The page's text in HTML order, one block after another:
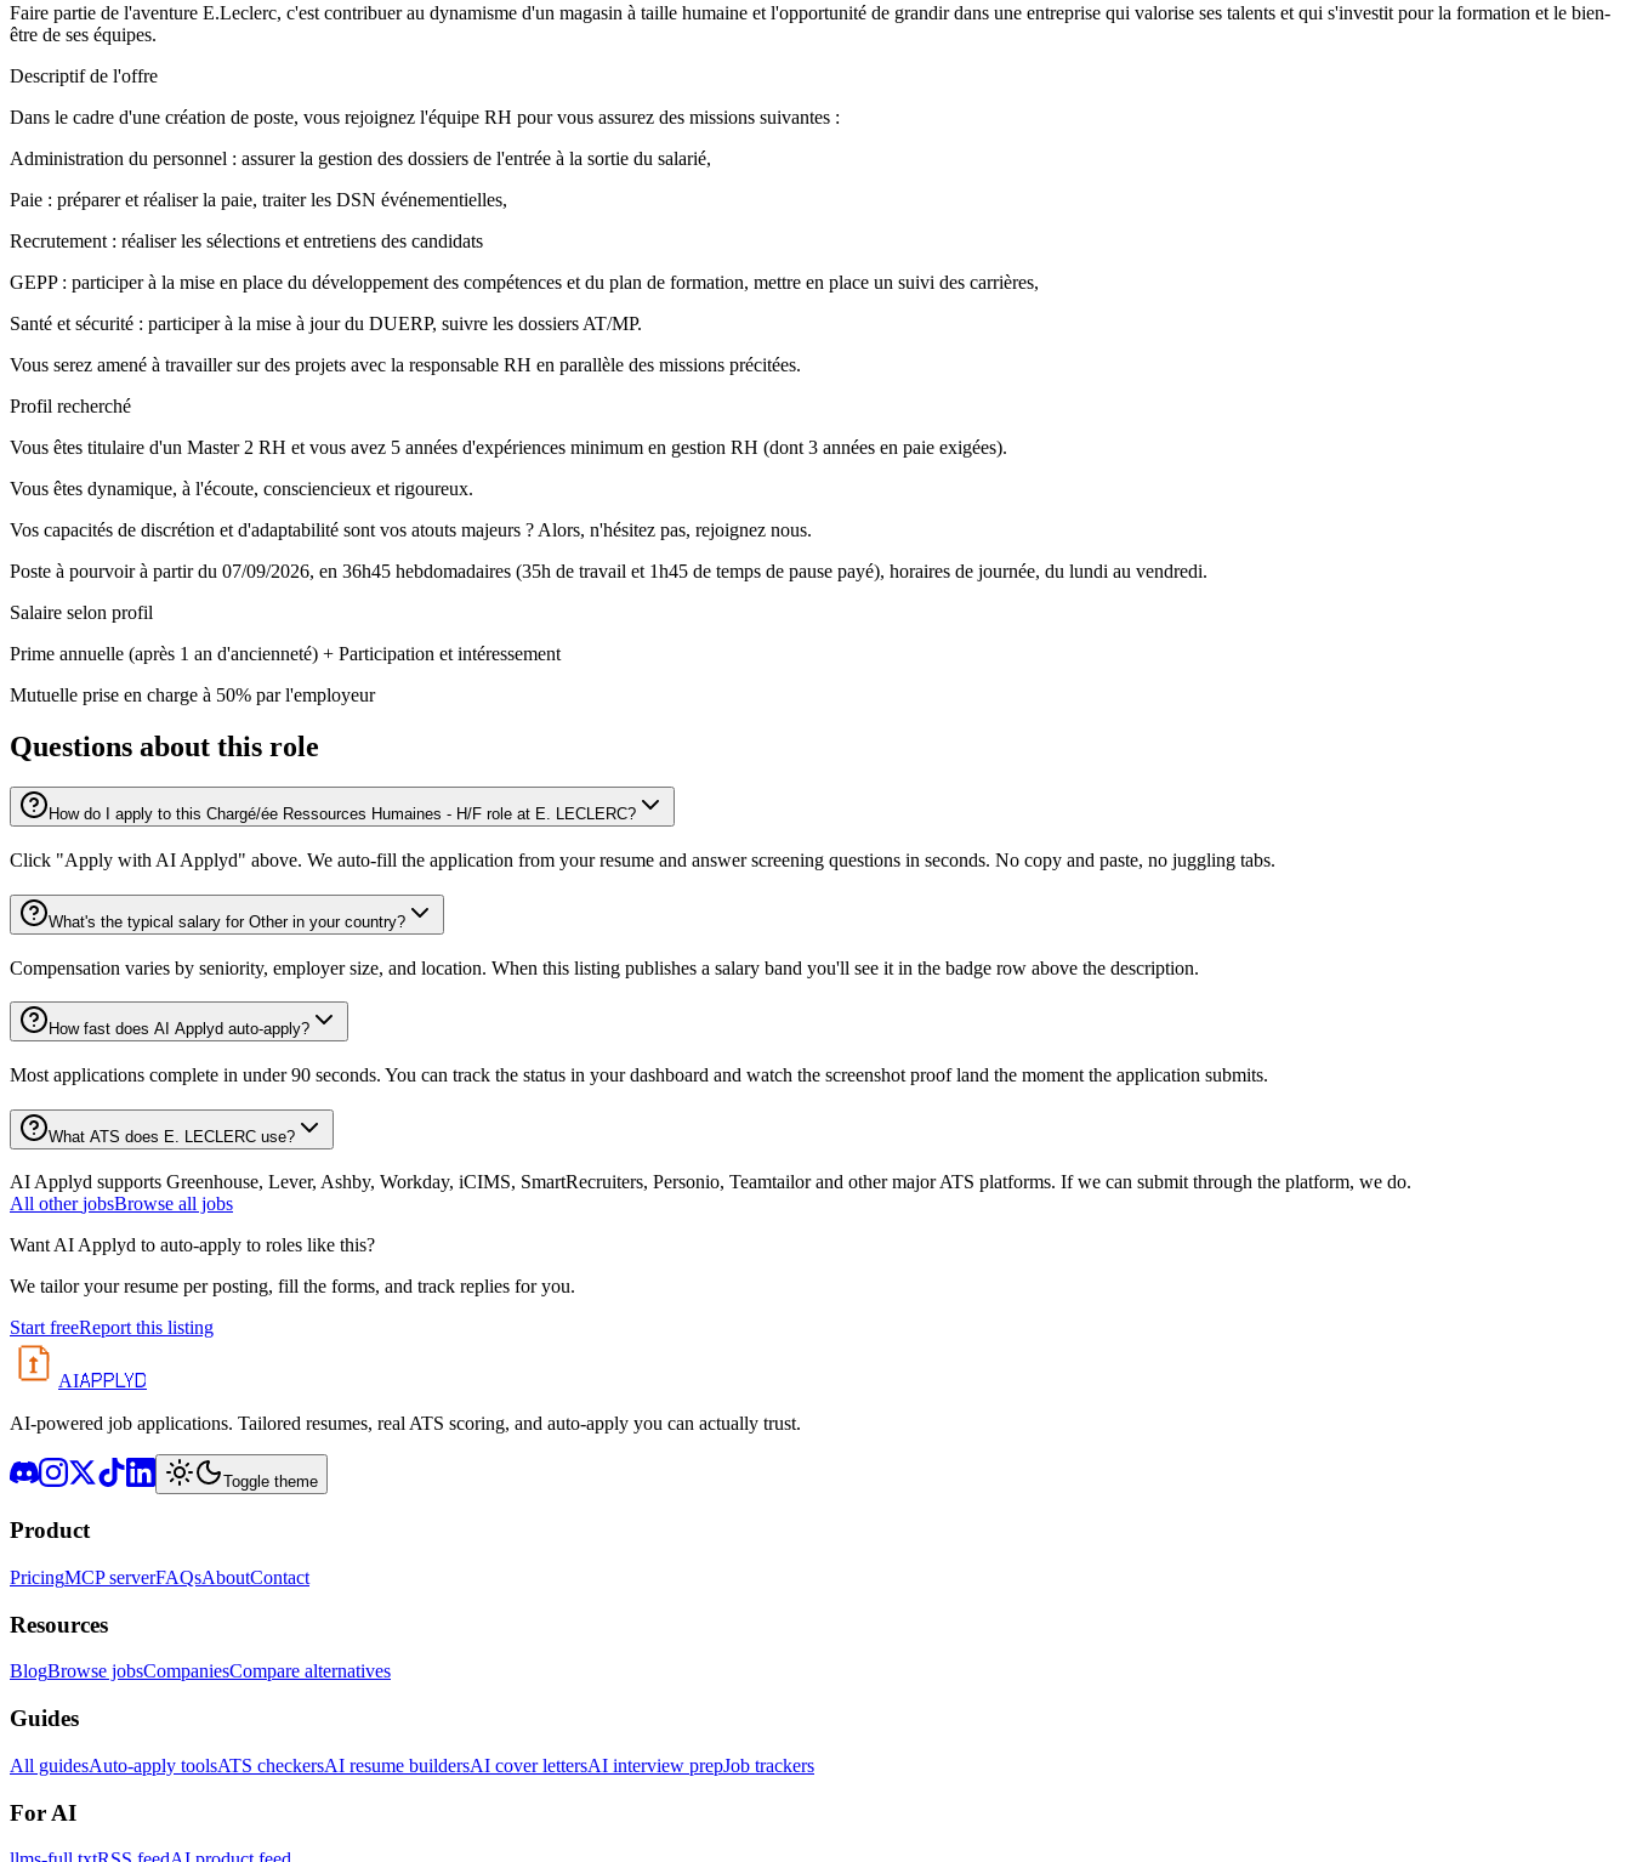
Faire partie de l'aventure E.Leclerc, c'est contribuer au dynamisme d'un magasin à taille humaine et l'opportunité de grandir dans une entreprise qui valorise ses talents et qui s'investit pour la formation et le bien-
être de ses équipes.
Descriptif de l'offre
Dans le cadre d'une création de poste, vous rejoignez l'équipe RH pour vous assurez des missions suivantes :
Administration du personnel : assurer la gestion des dossiers de l'entrée à la sortie du salarié,
Paie : préparer et réaliser la paie, traiter les DSN événementielles,
Recrutement : réaliser les sélections et entretiens des candidats
GEPP : participer à la mise en place du développement des compétences et du plan de formation, mettre en place un suivi des carrières,
Santé et sécurité : participer à la mise à jour du DUERP, suivre les dossiers AT/MP.
Vous serez amené à travailler sur des projets avec la responsable RH en parallèle des missions précitées.
Profil recherché
Vous êtes titulaire d'un Master 2 RH et vous avez 5 années d'expériences minimum en gestion RH (dont 3 années en paie exigées).
Vous êtes dynamique, à l'écoute, consciencieux et rigoureux.
Vos capacités de discrétion et d'adaptabilité sont vos atouts majeurs ? Alors, n'hésitez pas, rejoignez nous.
Poste à pourvoir à partir du 07/09/2026, en 36h45 hebdomadaires (35h de travail et 1h45 de temps de pause payé), horaires de journée, du lundi au vendredi.
Salaire selon profil
Prime annuelle (après 1 an d'ancienneté) + Participation et intéressement
Mutuelle prise en charge à 50% par l'employeur
Questions about this role
How do I apply to this Chargé/ée Ressources Humaines - H/F role at E. LECLERC?
Click "Apply with AI Applyd" above. We auto-fill the application from your resume and answer screening questions in seconds. No copy and paste, no juggling tabs.
What's the typical salary for Other in your country?
Compensation varies by seniority, employer size, and location. When this listing publishes a salary band you'll see it in the badge row above the description.
How fast does AI Applyd auto-apply?
Most applications complete in under 90 seconds. You can track the status in your dashboard and watch the screenshot proof land the moment the application submits.
What ATS does E. LECLERC use?
AI Applyd supports Greenhouse, Lever, Ashby, Workday, iCIMS, SmartRecruiters, Personio, Teamtailor and other major ATS platforms. If we can submit through the platform, we do.
All other jobsBrowse all jobs
Want AI Applyd to auto-apply to roles like this?
We tailor your resume per posting, fill the forms, and track replies for you.
Start freeReport this listing
AIAPPLYD
AI-powered job applications. Tailored resumes, real ATS scoring, and auto-apply you can actually trust.
Toggle theme
Product
PricingMCP serverFAQsAboutContact
Resources
BlogBrowse jobsCompaniesCompare alternatives
Guides
All guidesAuto-apply toolsATS checkersAI resume buildersAI cover lettersAI interview prepJob trackers
For AI